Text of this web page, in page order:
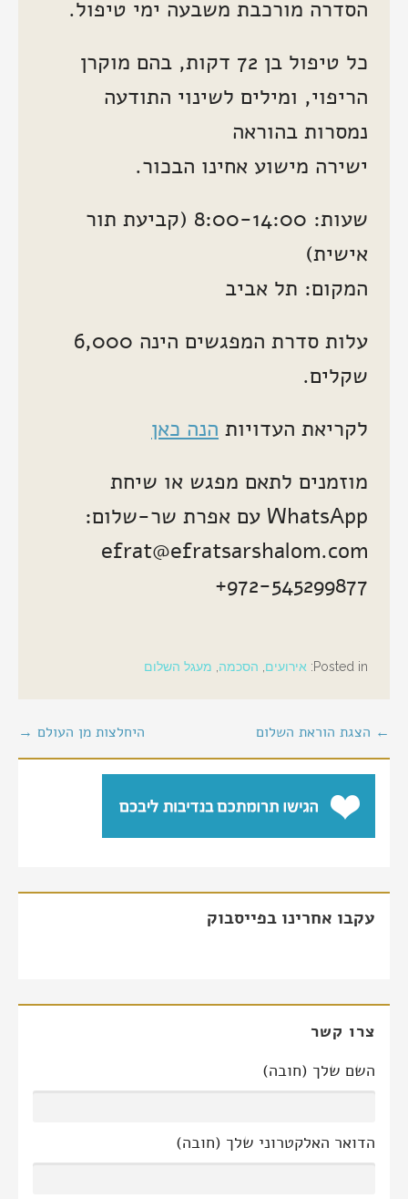
הסדרה מורכבת משבעה ימי טיפול.
כל טיפול בן 72 דקות, בהם מוקרן
הריפוי, ומילים לשינוי התודעה
נמסרות בהוראה
ישירה מישוע אחינו הבכור.
שעות: 8:00-14:00 (קביעת תור
אישית)
המקום: תל אביב
עלות סדרת המפגשים הינה 6,000
שקלים.
לקריאת העדויות הנה כאן
מוזמנים לתאם מפגש או שיחת
WhatsApp עם אפרת שר-שלום:
efrat@efratsarshalom.com
+972-545299877
Posted in: אירועים הסכמה מעגל השלום
ניווט
← הצגת הוראת השלום היחלצות מן העולם →
עקבו אחרינו בפייסבוק
צרו קשר
השם שלך (חובה)
הדואר האלקטרוני שלך (חובה)